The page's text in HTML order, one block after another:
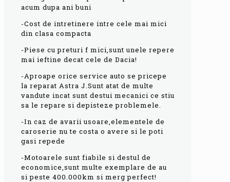
acum dupa ani buni
-Cost de intretinere intre cele mai mici
din clasa compacta
-Piese cu preturi f mici,sunt unele repere
mai ieftine decat cele de Dacia!
-Aproape orice service auto se pricepe
la reparat Astra J.Sunt atat de multe
vandute incat sunt destui mecanici ce stiu
sa le repare si depisteze problemele.
-In caz de avarii usoare,elementele de
caroserie nu te costa o avere si le poti
gasi repede
-Motoarele sunt fiabile si destul de
economice,sunt multe exemplare de au
si peste 400.000km si merg perfect!